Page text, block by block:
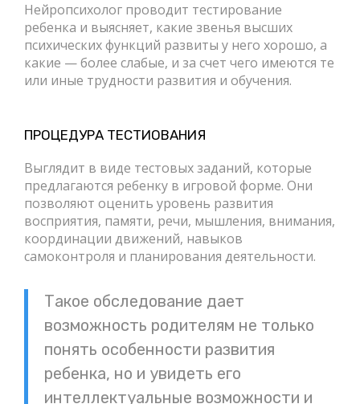
Нейропсихолог проводит тестирование
ребенка и выясняет, какие звенья высших
психических функций развиты у него хорошо, а
какие — более слабые, и за счет чего имеются те
или иные трудности развития и обучения.
ПРОЦЕДУРА ТЕСТИОВАНИЯ
Выглядит в виде тестовых заданий, которые
предлагаются ребенку в игровой форме. Они
позволяют оценить уровень развития
восприятия, памяти, речи, мышления, внимания,
координации движений, навыков
самоконтроля и планирования деятельности.
Такое обследование дает
возможность родителям не только
понять особенности развития
ребенка, но и увидеть его
интеллектуальные возможности и